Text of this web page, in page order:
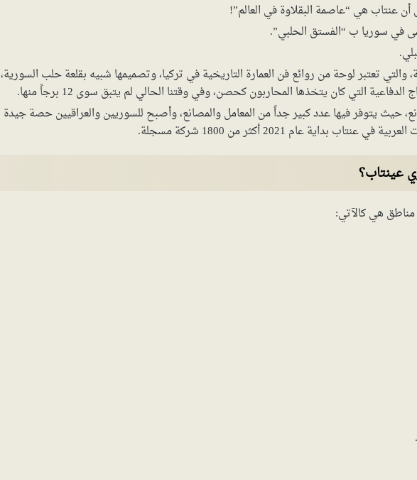
أن عنتاب هي “عاصمة البقلاوة في العالم”!
في سوريا ب “الفستق الحلبي”.
والتي تعتبر لوحة من روائع فن العمارة التاريخية في تركيا، وتصميمها شبيه بقلعة حلب السورية،
حيث يتوفر فيها عدد كبير جداً من المعامل والمصانع، وأصبح للسوريين والعراقيين حصة جيدة
بداية عام 2021 أكثر من 1800 شركة مسجلة.
عينتاب؟
هي كالآتي: